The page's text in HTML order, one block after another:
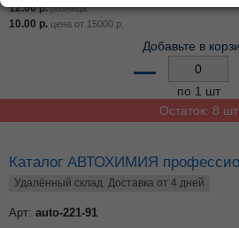
12.00р.розница
10.00 р. цена от 15000 р.
Добавьте в
–
по 1 шт
Остаток: 8 шт
Каталог АВТОХИМИЯ
Удалённый склад. Доставка от 4 дней
Арт: auto-221-91